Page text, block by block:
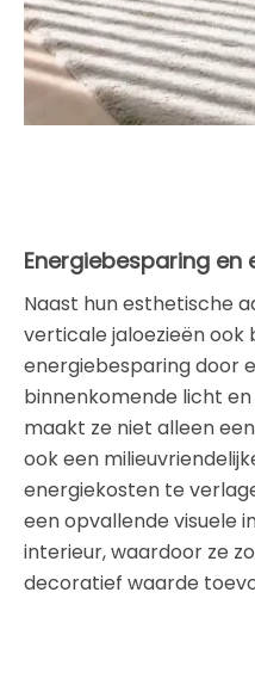
Energiebesparing en
Naast hun esthetische
verticale jaloezieën ook
energiebesparing door
binnenkomende licht
maakt ze niet alleen
ook een
energiekosten te
een opvallende visuele
interieur, waardoor ze
decoratief waarde